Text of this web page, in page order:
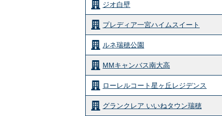
ジオ白壁
プレディア一宮ハイムスイート
ルネ瑞穂公園
MMキャンバス南大高
ローレルコート星ヶ丘レジデンス
グランクレア いいねタウン瑞穂